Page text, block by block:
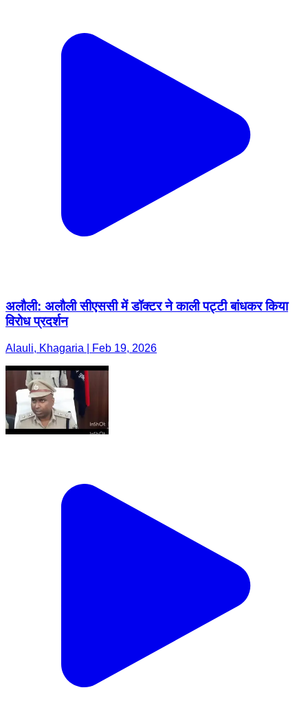
अलौली: अलौली सीएससी में डॉक्टर ने काली पट्टी बांधकर किया
विरोध प्रदर्शन
Alauli, Khagaria | Feb 19, 2026